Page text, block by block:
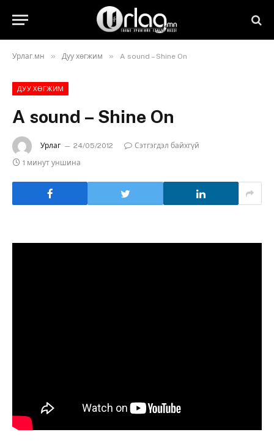
Урлаг.мн » Дуу хөгжим » A sound – Shine On
ДУУ ХӨГЖИМ
A sound – Shine On
Урлаг 24/05/2012
Сэтгэгдэл байхгүй
1 минут уншина